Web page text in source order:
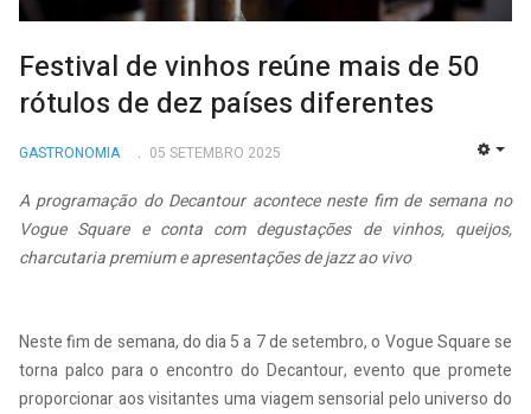
Festival de vinhos reúne mais de 50
rótulos de dez países diferentes
GASTRONOMIA 05 SETEMBRO 2025
A programação do Decantour acontece neste fim de semana no
Vogue Square e conta com degustações de vinhos, queijos,
charcutaria premium e apresentações de jazz ao vivo
Neste fim de semana, do dia 5 a 7 de setembro, o Vogue Square se
torna palco para o encontro do Decantour, evento que promete
proporcionar aos visitantes uma viagem sensorial pelo universo do